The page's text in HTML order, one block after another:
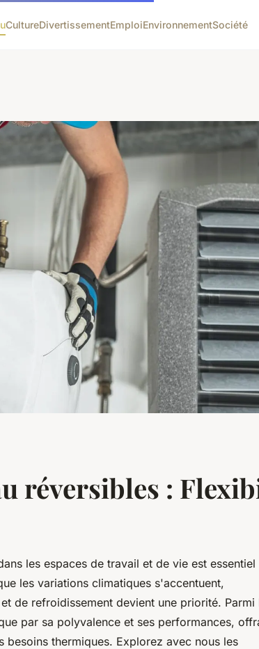
CultureDivertissementEmploiEnvironnementSociété
réversibles :
les espaces de travail et de vie est essentiel
les variations climatiques s'accentuent,
de refroidissement devient une priorité. Parmi
par sa polyvalence et ses performances,
besoins thermiques. Explorez avec nous les